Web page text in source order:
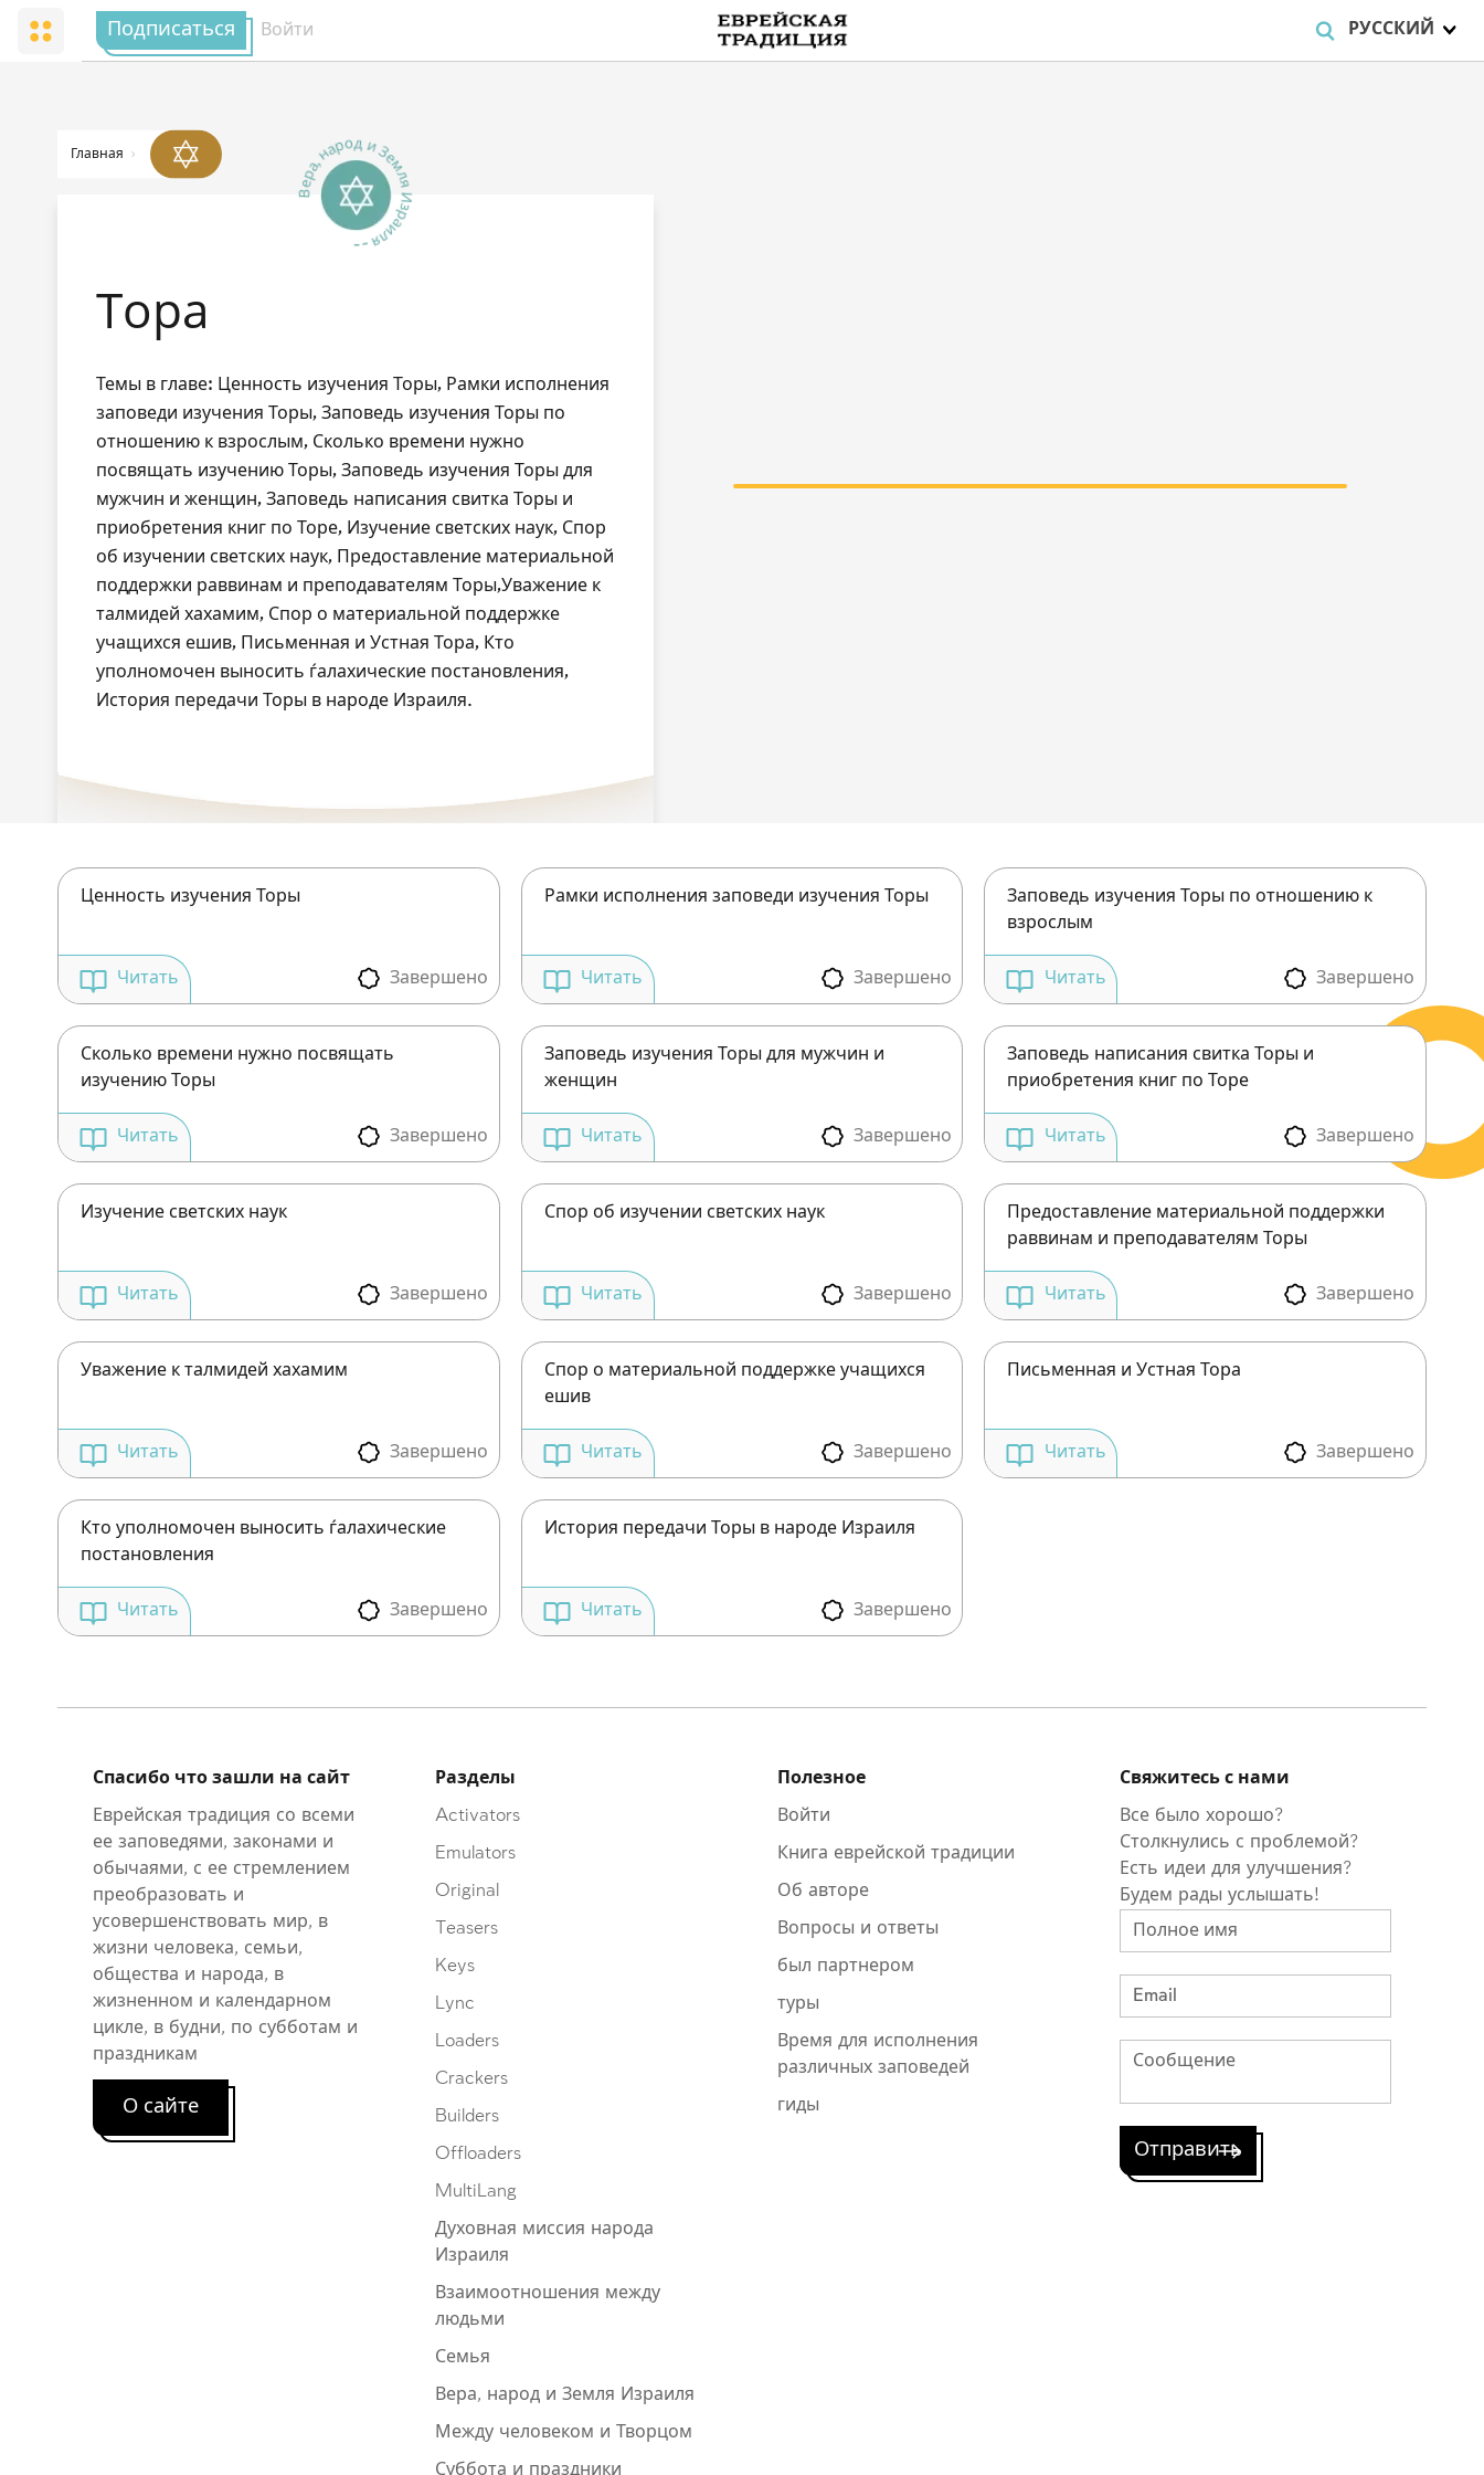
РУССКИЙ
Подписаться Войти
on line109
MultiLang
Вера, народ и Земля Израиля
--
Главная
Тора
Темы в главе: Ценность изучения Торы, Рамки исполнения
заповеди изучения Торы, Заповедь изучения Торы по
отношению к взрослым, Сколько времени нужно
посвящать изучению Торы, Заповедь изучения Торы для
мужчин и женщин, Заповедь написания свитка Торы и
приобретения книг по Торе, Изучение светских наук, Спор
об изучении светских наук, Предоставление материальной
поддержки раввинам и преподавателям Торы,Уважение к
талмидей хахамим, Спор о материальной поддержке
учащихся ешив, Письменная и Устная Тора, Кто
уполномочен выносить ѓалахические постановления,
История передачи Торы в народе Израиля.
Ценность изучения Торы
Завершено
Читать
Рамки исполнения заповеди изучения Торы
Завершено
Читать
Заповедь изучения Торы по отношению к
взрослым
Завершено
Читать
Сколько времени нужно посвящать
изучению Торы
Завершено
Читать
Заповедь изучения Торы для мужчин и
женщин
Завершено
Читать
Заповедь написания свитка Торы и
приобретения книг по Торе
Завершено
Читать
Изучение светских наук
Завершено
Читать
Спор об изучении светских наук
Завершено
Читать
Предоставление материальной поддержки
раввинам и преподавателям Торы
Завершено
Читать
Уважение к талмидей хахамим
Завершено
Читать
Спор о материальной поддержке учащихся
ешив
Завершено
Читать
Письменная и Устная Тора
Завершено
Читать
Кто уполномочен выносить ѓалахические
постановления
Завершено
Читать
История передачи Торы в народе Израиля
Завершено
Читать
сайте
Чтобы делать пометки на сайте, необходимо
зарегистрироваться.
Свяжитесь с нами
Все было хорошо?
Столкнулись с проблемой?
Есть идеи для улучшения?
Будем рады услышать!
Полезное
Войти
Книга еврейской традиции
Об авторе
Вопросы и ответы
был партнером
туры
Время для исполнения
различных заповедей
гиды
Разделы
Activators
Emulators
Original
Teasers
Keys
Lync
Loaders
Crackers
Builders
Offloaders
MultiLang
Духовная миссия народа
Израиля
Взаимоотношения между
людьми
Семья
Вера, народ и Земля Израиля
Между человеком и Творцом
Суббота и праздники
Спасибо что зашли на сайт
Еврейская традиция со всеми
ее заповедями, законами и
обычаями, с ее стремлением
преобразовать и
усовершенствовать мир, в
жизни человека, семьи,
общества и народа, в
жизненном и календарном
цикле, в будни, по субботам и
праздникам
О сайте